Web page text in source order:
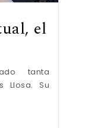
el
tanta
Llosa. Su